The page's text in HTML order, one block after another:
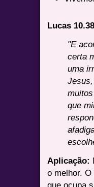
Lucas
"E
certa
uma
que
Aplicação:
o melhor.
que ocupa